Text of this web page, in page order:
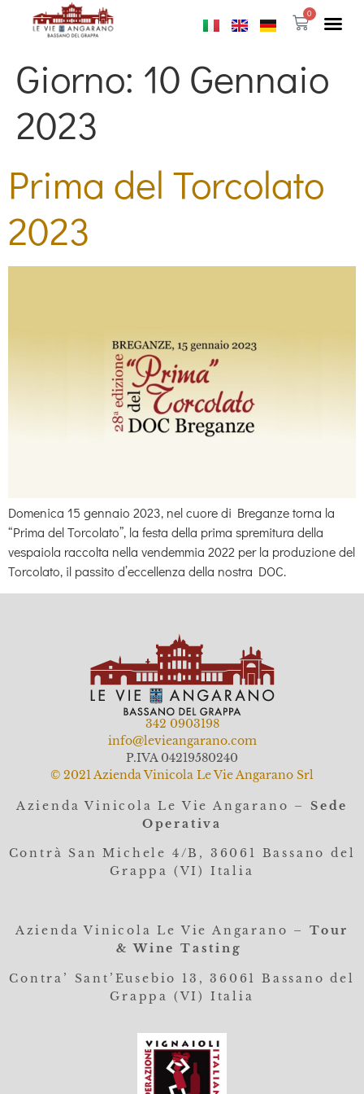
0
Giorno: 10 Gennaio
2023
Prima del Torcolato
2023
Domenica 15 gennaio 2023, nel cuore di Breganze torna la
“Prima del Torcolato”, la festa della prima spremitura della
vespaiola raccolta nella vendemmia 2022 per la produzione del
Torcolato, il passito d’eccellenza della nostra DOC.
342 0903198
info@levieangarano.com
P.IVA 04219580240
© 2021 Azienda Vinicola Le Vie Angarano Srl
Azienda Vinicola Le Vie Angarano – Sede
Operativa
Contrà San Michele 4/B, 36061 Bassano del
Grappa (VI) Italia
Azienda Vinicola Le Vie Angarano –
Tour
& Wine Tasting
Contra’ Sant’Eusebio 13, 36061 Bassano del
Grappa (VI) Italia